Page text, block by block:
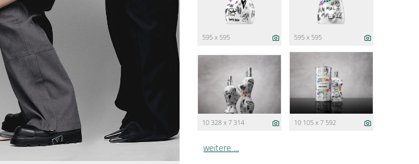
595 x 595 595 x 595
10 328 x 7 314 10 105 x 7 592
weitere ...